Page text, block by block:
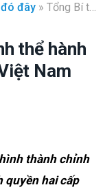
đây » Tổng Bí thư Tô Lâm: ‘Chỉnh thể hành chính mới, động lực đưa Việt Nam vươn tầm khu vực’
thể hành
Nam
thành chỉnh
quyền hai cấp